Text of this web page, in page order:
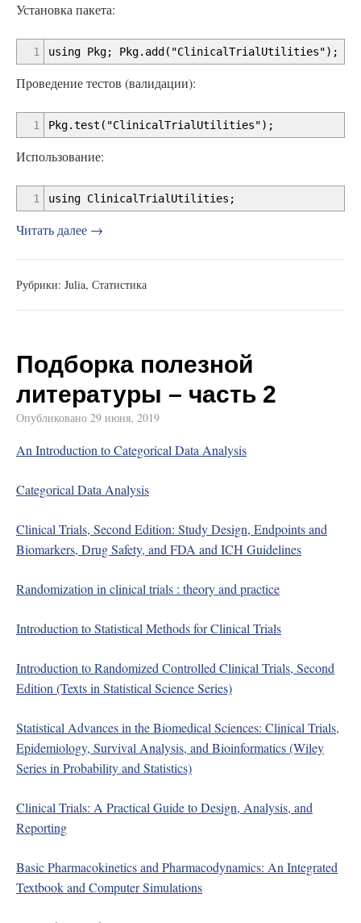
Установка пакета:
1 using Pkg; Pkg.add("ClinicalTrialUtilities");
Проведение тестов (валидации):
1 Pkg.test("ClinicalTrialUtilities");
Использование:
1 using ClinicalTrialUtilities;
Читать далее →
Рубрики: Julia, Статистика
Подборка полезной
литературы – часть 2
Опубликовано 29 июня, 2019
An Introduction to Categorical Data Analysis
Categorical Data Analysis
Clinical Trials, Second Edition: Study Design, Endpoints and
Biomarkers, Drug Safety, and FDA and ICH Guidelines
Randomization in clinical trials : theory and practice
Introduction to Statistical Methods for Clinical Trials
Introduction to Randomized Controlled Clinical Trials, Second
Edition (Texts in Statistical Science Series)
Statistical Advances in the Biomedical Sciences: Clinical Trials,
Epidemiology, Survival Analysis, and Bioinformatics (Wiley
Series in Probability and Statistics)
Clinical Trials: A Practical Guide to Design, Analysis, and
Reporting
Basic Pharmacokinetics and Pharmacodynamics: An Integrated
Textbook and Computer Simulations